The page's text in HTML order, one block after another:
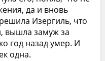
да и вновь
Изергиль, что
вышла замуж за
год назад умер. И
одна.